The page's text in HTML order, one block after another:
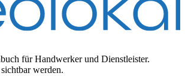
für Handwerker und Dienstleister.
werden.